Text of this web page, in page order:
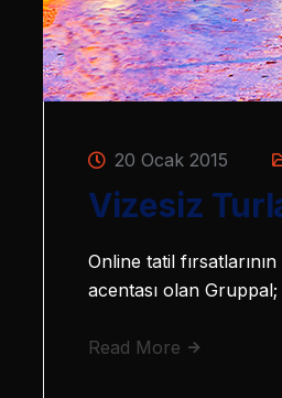
20 Ocak 2015
Vizesiz
Online tatil
acentası olan
Read More